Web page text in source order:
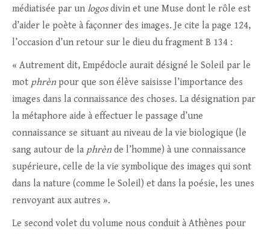
médiatisée par un logosdivin et une Muse dont le rôle est
d’aider le poète à façonner des images. Je cite la page 124,
l’occasion d’un retour sur le dieu du fragment B 134 :
« Autrement dit, Empédocle aurait désigné le Soleil par le
mot phrèn pour que son élève saisisse l’importance des
images dans la connaissance des choses. La désignation par
la métaphore aide à effectuer le passage d’une
connaissance se situant au niveau de la vie biologique (le
sang autour de la phrèn de l’homme) à une connaissance
supérieure, celle de la vie symbolique des images qui sont
dans la nature (comme le Soleil) et dans la poésie, les unes
renvoyant aux autres ».
Le second volet du volume nous conduit à Athènes pour